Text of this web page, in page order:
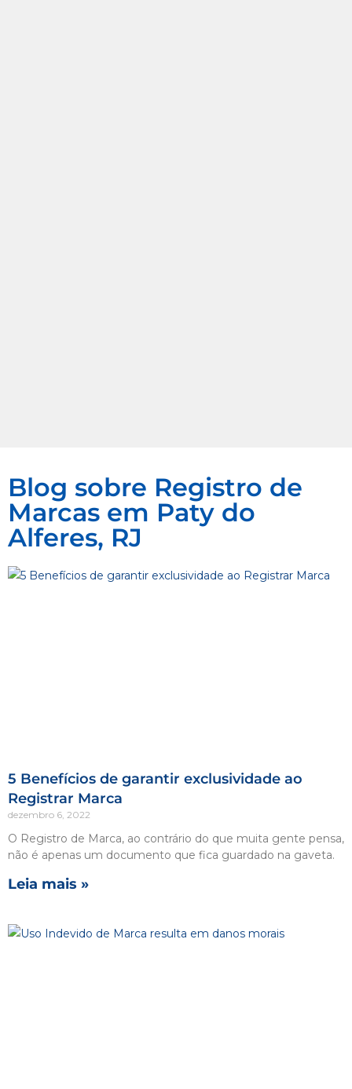
Blog sobre Registro de
Marcas em Paty do
Alferes, RJ
5 Benefícios de garantir exclusividade ao
Registrar Marca
dezembro 6, 2022
O Registro de Marca, ao contrário do que muita gente pensa,
não é apenas um documento que fica guardado na gaveta.
Leia mais »